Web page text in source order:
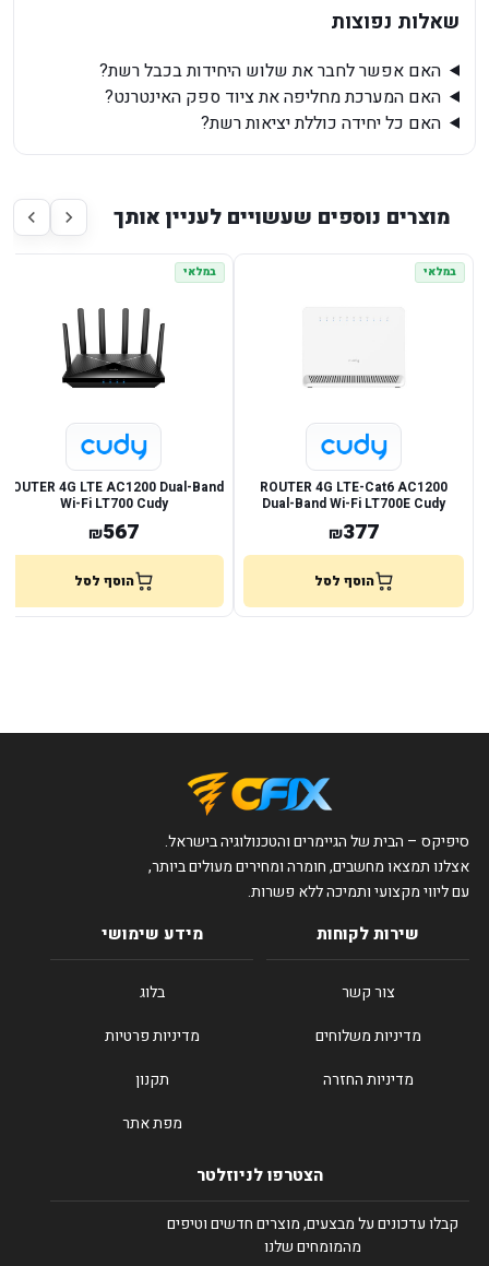
שאלות נפוצות
האם אפשר לחבר את שלוש היחידות בכבל רשת?
האם המערכת מחליפה את ציוד ספק האינטרנט?
האם כל יחידה כוללת יציאות רשת?
מוצרים נוספים שעשויים לעניין אותך
במלאי
ROUTER 4G LTE-Cat6 AC1200
Dual-Band Wi-Fi LT700E Cudy
₪377
הוסף לסל
במלאי
ROUTER 4G LTE AC1200 Dual-Band
Wi-Fi LT700 Cudy
₪567
הוסף לסל
סיפיקס – הבית של הגיימרים והטכנולוגיה בישראל.
אצלנו תמצאו מחשבים, חומרה ומחירים מעולים ביותר,
עם ליווי מקצועי ותמיכה ללא פשרות.
שירות לקוחות
צור קשר
מדיניות משלוחים
מדיניות החזרה
מידע שימושי
בלוג
מדיניות פרטיות
תקנון
מפת אתר
הצטרפו לניוזלטר
קבלו עדכונים על מבצעים, מוצרים חדשים וטיפים
מהמומחים שלנו